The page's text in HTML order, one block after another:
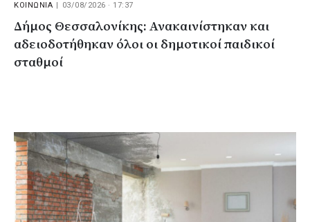
ΚΟΙΝΩΝΙΑ 03/08/2026 · 17:37
Δήμος Θεσσαλονίκης: Ανακαινίστηκαν και
αδειοδοτήθηκαν όλοι οι δημοτικοί παιδικοί
σταθμοί